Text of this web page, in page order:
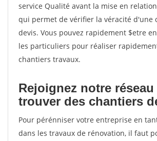
service Qualité avant la mise en
qui permet de vérifier la véracité d'une
devis. Vous pouvez rapidement $etre
les particuliers pour réaliser
chantiers travaux.
Rejoignez notre
trouver des chantiers
Pour pérénniser votre entreprise en
dans les travaux de rénovation, il faut